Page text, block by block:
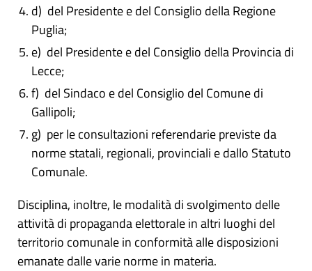
d) del Presidente e del Consiglio della Regione
Puglia;
e) del Presidente e del Consiglio della Provincia di
Lecce;
f) del Sindaco e del Consiglio del Comune di
Gallipoli;
g) per le consultazioni referendarie previste da
norme statali, regionali, provinciali e dallo Statuto
Comunale.
Disciplina, inoltre, le modalità di svolgimento delle
attività di propaganda elettorale in altri luoghi del
territorio comunale in conformità alle disposizioni
emanate dalle varie norme in materia.